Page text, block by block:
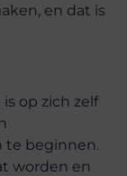
en dat is
op zich zelf
te beginnen.
worden en